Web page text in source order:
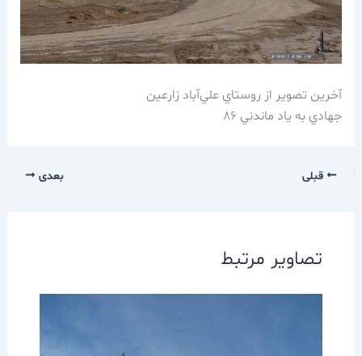
آخرين تصوير از روستاي علي‌آباد زارعين
جهادي به ياد ماندني 86
قبلی بعدی
تصاویر مرتبط